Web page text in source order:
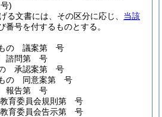
)
る文書には、その区分に応じ、 当該
番号を付するものとする。
もの 議案第 号
諮問第 号
の 承認案第 号
もの 同意案第 号
報告第 号
育委員会規則第 号
育委員会告示第 号